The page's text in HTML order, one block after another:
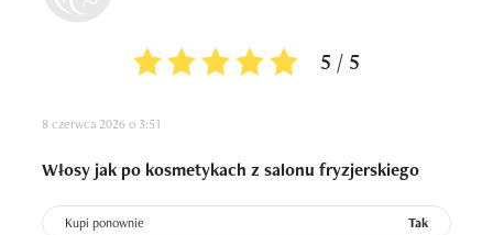
5 / 5
8 czerwca 2026 o 3:51
Włosy jak po kosmetykach z salonu fryzjerskiego
Kupi ponownie Tak